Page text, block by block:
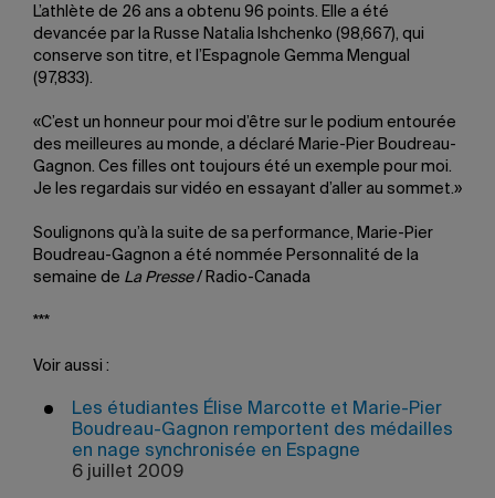
L’athlète de 26 ans a obtenu 96 points. Elle a été
devancée par la Russe Natalia Ishchenko (98,667), qui
conserve son titre, et l’Espagnole Gemma Mengual
(97,833).
«C’est un honneur pour moi d’être sur le podium entourée
des meilleures au monde, a déclaré Marie-Pier Boudreau-
Gagnon. Ces filles ont toujours été un exemple pour moi.
Je les regardais sur vidéo en essayant d’aller au sommet.»
Soulignons qu’à la suite de sa performance, Marie-Pier
Boudreau-Gagnon a été nommée Personnalité de la
semaine de La Presse/ Radio-Canada
***
Voir aussi :
Les étudiantes Élise Marcotte et Marie-Pier
Boudreau-Gagnon remportent des médailles
en nage synchronisée en Espagne
6 juillet 2009